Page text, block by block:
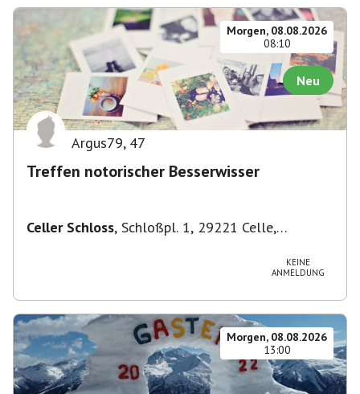
Morgen, 08.08.2026
08:10
Neu
Argus79, 47
Treffen notorischer Besserwisser
Celler Schloss, Schloßpl. 1, 29221 Celle,
KEINE
ANMELDUNG
Morgen, 08.08.2026
13:00